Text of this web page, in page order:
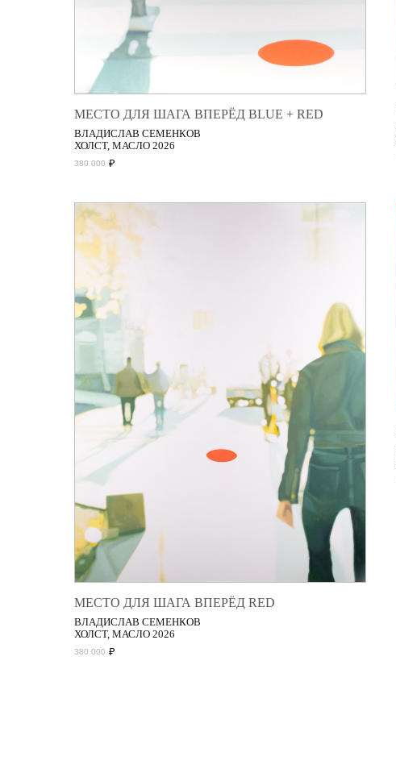
МЕСТО ДЛЯ ШАГА ВПЕРЁД BLUE + RED
ВЛАДИСЛАВ СЕМЕНКОВ
ХОЛСТ, МАСЛО 2026
380 000 ₽
МЕСТО ДЛЯ ШАГА ВПЕРЁД RED
ВЛАДИСЛАВ СЕМЕНКОВ
ХОЛСТ, МАСЛО 2026
380 000 ₽